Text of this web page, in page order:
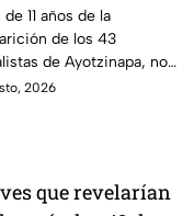
el caso
11 años de la
de los 43
de Ayotzinapa, no
el paradero de
2026
que revelarían